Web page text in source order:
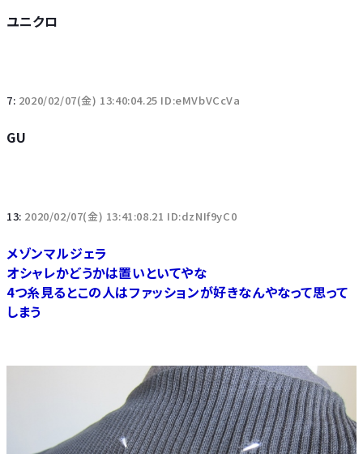
ユニクロ
7: 2020/02/07(金) 13:40:04.25 ID:eMVbVCcVa
GU
13: 2020/02/07(金) 13:41:08.21 ID:dzNIf9yC0
メゾンマルジェラ
オシャレかどうかは置いといてやな
4つ糸見るとこの人はファッションが好きなんやなって思って
しまう